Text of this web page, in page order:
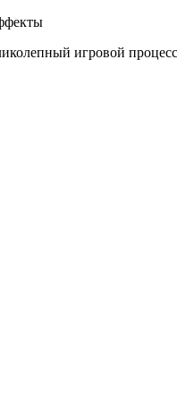
игровой процесс